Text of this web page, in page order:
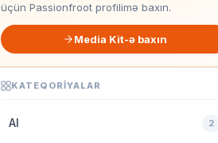
üçün Passionfroot profilimə baxın.
Media Kit-ə baxın
KATEQORIYALAR
AI 2